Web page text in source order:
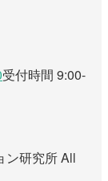
受付時間 9:00-
ン研究所 All